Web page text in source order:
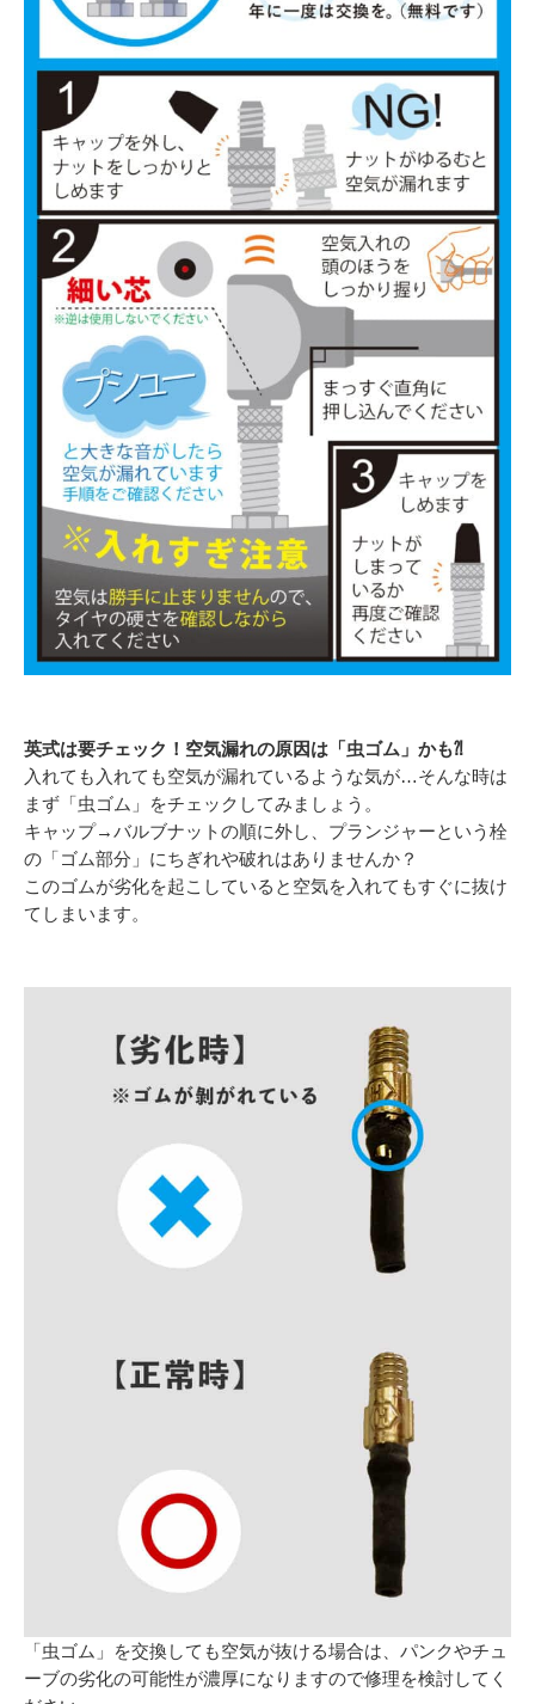
英式は要チェック！空気漏れの原因は「虫ゴム」かも⁈
入れても入れても空気が漏れているような気が…そんな時は
まず「虫ゴム」をチェックしてみましょう。
キャップ→バルブナットの順に外し、プランジャーという栓
の「ゴム部分」にちぎれや破れはありませんか？
このゴムが劣化を起こしていると空気を入れてもすぐに抜け
てしまいます。
「虫ゴム」を交換しても空気が抜ける場合は、パンクやチュ
ーブの劣化の可能性が濃厚になりますので修理を検討してく